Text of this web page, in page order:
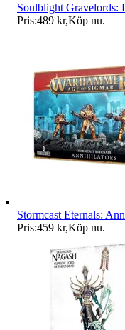
Soulblight Gravelords:
Pris:489 kr,Köp nu.
Stormcast Eternals:
Pris:459 kr,Köp nu.